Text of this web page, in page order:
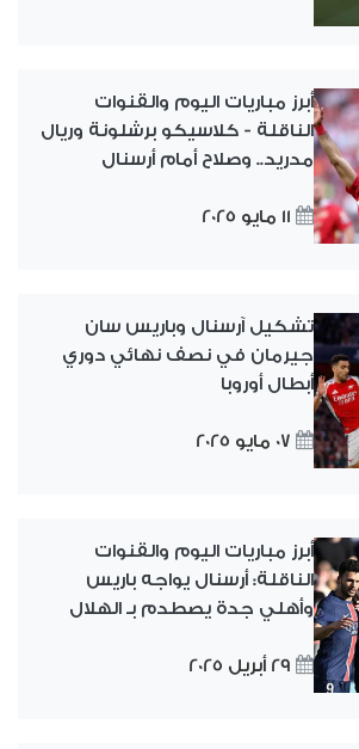
أبرز مباريات اليوم والقنوات
الناقلة - كلاسيكو برشلونة وريال
مدريد.. وصلاح أمام أرسنال
11 مايو 2025
تشكيل آرسنال وباريس سان
جيرمان في نصف نهائي دوري
أبطال أوروبا
07 مايو 2025
أبرز مباريات اليوم والقنوات
الناقلة: أرسنال يواجه باريس
وأهلي جدة يصطدم بـ الهلال
29 أبريل 2025